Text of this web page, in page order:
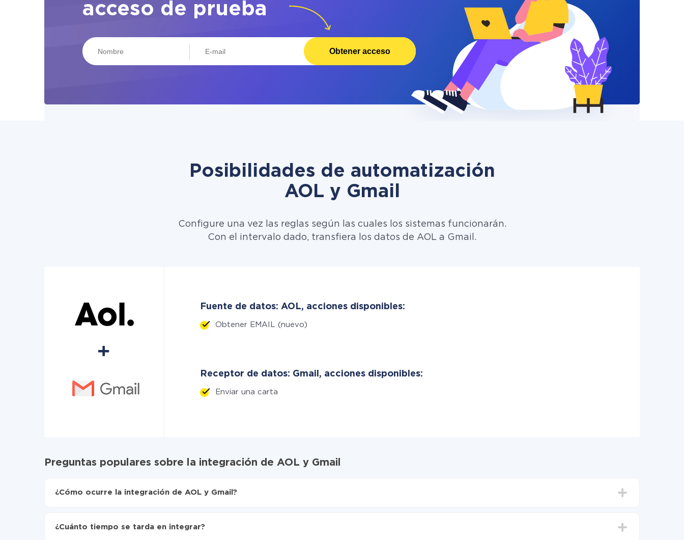
acceso de prueba
Obtener acceso
Posibilidades de automatización
AOL y Gmail
Configure una vez las reglas según las cuales los sistemas funcionarán.
Con el intervalo dado, transfiera los datos de AOL a Gmail.
Fuente de datos: AOL, acciones disponibles:
Obtener EMAIL (nuevo)
Receptor de datos: Gmail, acciones disponibles:
Enviar una carta
Preguntas populares sobre la integración de AOL y Gmail
¿Cómo ocurre la integración de AOL y Gmail?
Active la actualización automática
¿Cuánto tiempo se tarda en integrar?